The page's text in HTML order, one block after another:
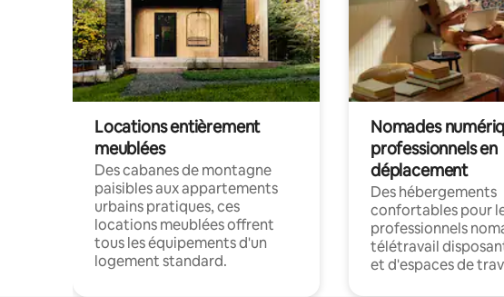
Locations entièrement
meublées
Des cabanes de montagne
paisibles aux appartements
urbains pratiques, ces
locations meublées offrent
tous les équipements d'un
logement standard.
Nomades
professionnels en
déplacement
Des hébergements
confortables pour
professionnels
télétravail
et d'espaces de